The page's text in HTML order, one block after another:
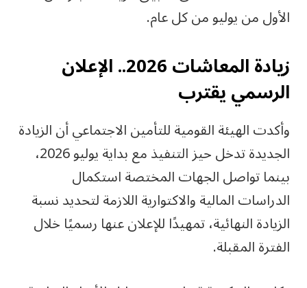
الأول من يوليو من كل عام.
زيادة المعاشات 2026.. الإعلان
الرسمي يقترب
وأكدت الهيئة القومية للتأمين الاجتماعي أن الزيادة
الجديدة تدخل حيز التنفيذ مع بداية يوليو 2026،
بينما تواصل الجهات المختصة استكمال
الدراسات المالية والاكتوارية اللازمة لتحديد نسبة
الزيادة النهائية، تمهيدًا للإعلان عنها رسميًا خلال
الفترة المقبلة.